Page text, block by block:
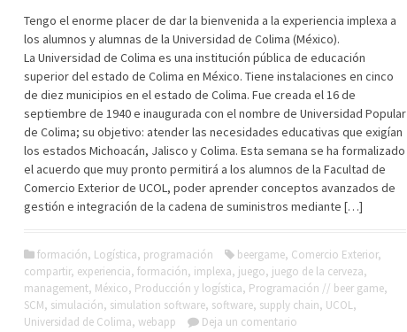
Tengo el enorme placer de dar la bienvenida a la experiencia implexa a
los alumnos y alumnas de la Universidad de Colima (México).
La Universidad de Colima es una institución pública de educación
superior del estado de Colima en México. Tiene instalaciones en cinco
de diez municipios en el estado de Colima. Fue creada el 16 de
septiembre de 1940 e inaugurada con el nombre de Universidad Popular
de Colima; su objetivo: atender las necesidades educativas que exigían
los estados Michoacán, Jalisco y Colima. Esta semana se ha formalizado
el acuerdo que muy pronto permitirá a los alumnos de la Facultad de
Comercio Exterior de UCOL, poder aprender conceptos avanzados de
gestión e integración de la cadena de suministros mediante […]
formación, Logística, programación beergame, Comercio Exterior,
compartir, experiencia, formación, implexa, juego, juego de la cerveza,
management, México, Producción y logística, Programación // beer game,
SCM, simulación, simulation software, software, supply chain, UCOL,
Universidad de Colima, webapp Deja un comentario